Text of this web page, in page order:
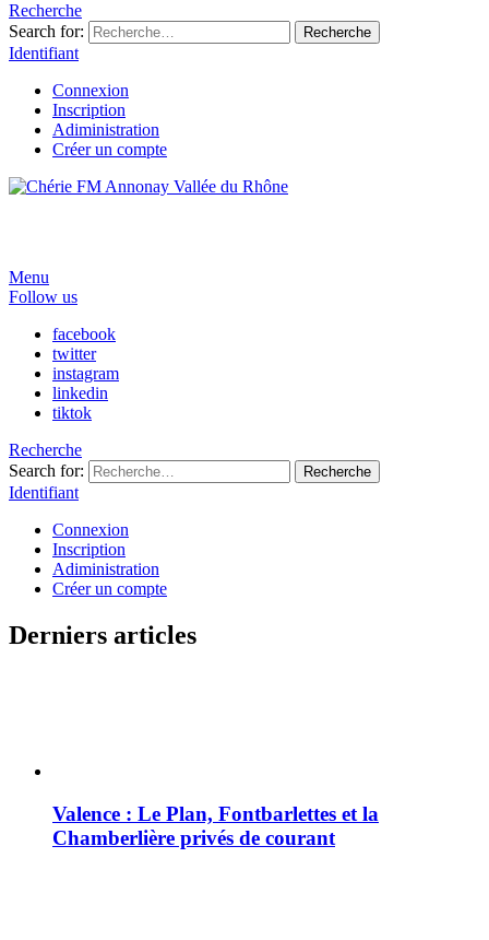
Recherche
Search for:
Recherche
Identifiant
Connexion
Inscription
Adiministration
Créer un compte
Menu
Follow us
facebook
twitter
instagram
linkedin
tiktok
Recherche
Search for:
Recherche
Identifiant
Connexion
Inscription
Adiministration
Créer un compte
Derniers articles
Valence : Le Plan, Fontbarlettes et la
Chamberlière privés de courant